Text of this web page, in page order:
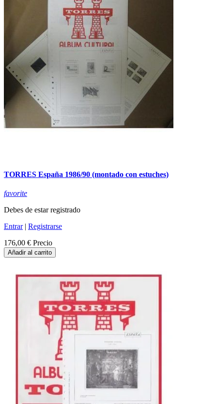
TORRES España 1986/90 (montado con estuches)
favorite
Debes de estar registrado
Entrar| Registrarse
176,00 € Precio
Añadir al carrito